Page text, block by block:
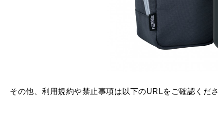
その他、利用規約や禁止事項は以下のURLをご確認くだ